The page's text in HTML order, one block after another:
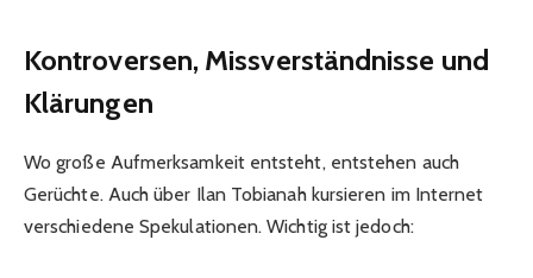
Kontroversen, Missverständnisse und
Klärungen
Wo große Aufmerksamkeit entsteht, entstehen auch
Gerüchte. Auch über Ilan Tobianah kursieren im Internet
verschiedene Spekulationen. Wichtig ist jedoch: